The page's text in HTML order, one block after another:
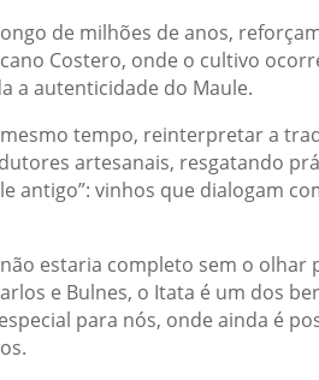
de milhões de anos,
Costero, onde o cultivo
a autenticidade do Maule.
tempo, reinterpretar a
artesanais, resgatando
antigo”: vinhos que dialogam
estaria completo sem o
e Bulnes, o Itata é um dos
para nós, onde ainda é